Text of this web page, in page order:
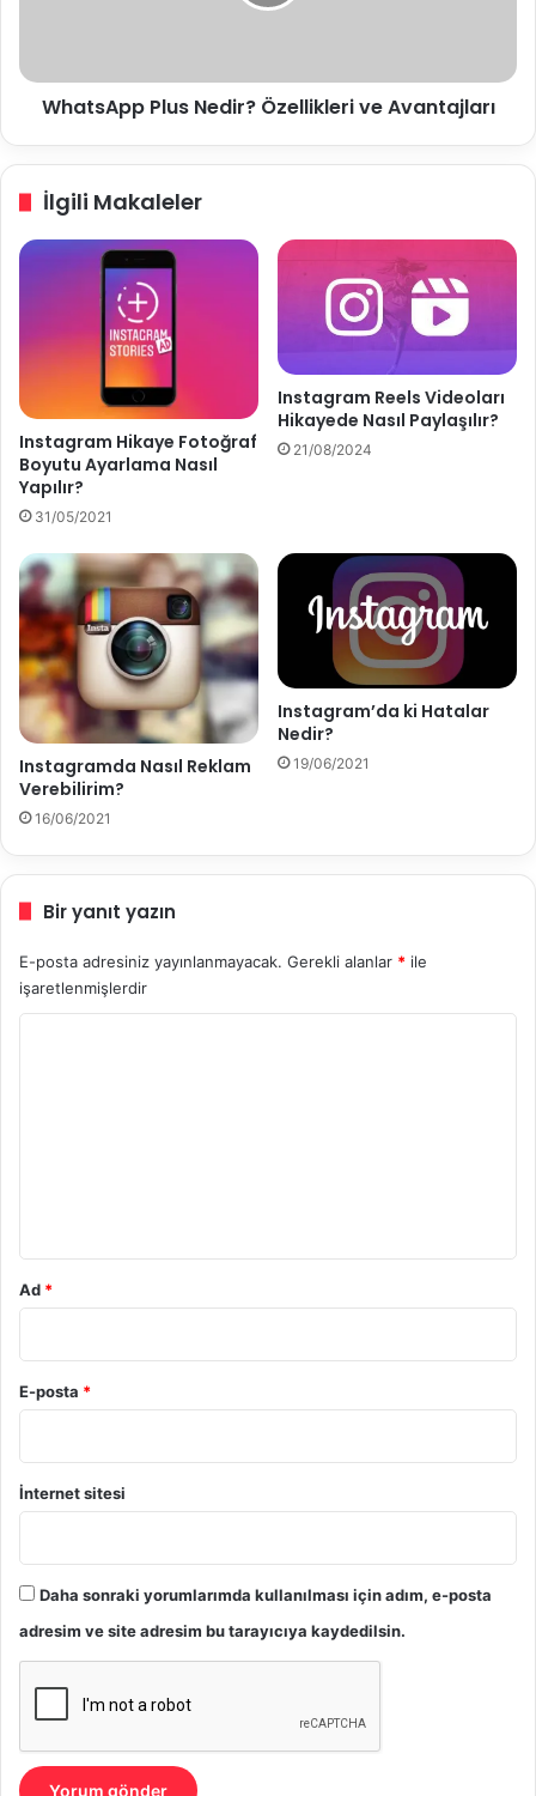
m
P
i
l
l
i
k
l
r
i
v
e
A
v
n
t
a
j
a
WhatsApp Plus Nedir? Özellikleri ve Avantajları
İlgili Makaleler
Instagram Hikaye Fotoğraf
Boyutu Ayarlama Nasıl
Yapılır?
31/05/2021
Instagram Reels Videoları
Hikayede Nasıl Paylaşılır?
21/08/2024
Instagramda Nasıl Reklam
Verebilirim?
16/06/2021
Instagram’da ki Hatalar
Nedir?
19/06/2021
Bir yanıt yazın
E-posta adresiniz yayınlanmayacak. Gerekli alanlar * ile
işaretlenmişlerdir
Ad *
E-posta *
İnternet sitesi
Daha sonraki yorumlarımda kullanılması için adım, e-posta
adresim ve site adresim bu tarayıcıya kaydedilsin.